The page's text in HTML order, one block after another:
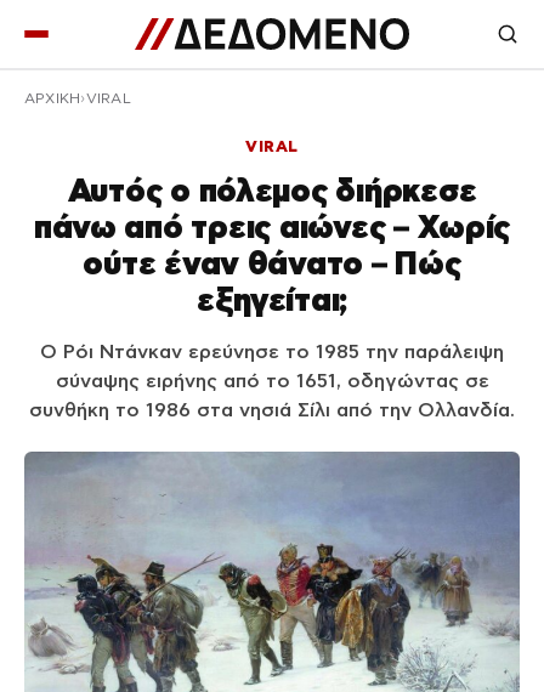
ΑΡΧΙΚΉ VIRAL
VIRAL
Αυτός ο πόλεμος διήρκεσε
πάνω από τρεις αιώνες – Χωρίς
ούτε έναν θάνατο – Πώς
εξηγείται;
Ο Ρόι Ντάνκαν ερεύνησε το 1985 την παράλειψη
σύναψης ειρήνης από το 1651, οδηγώντας σε
συνθήκη το 1986 στα νησιά Σίλι από την Ολλανδία.